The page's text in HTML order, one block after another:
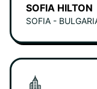
SOFIA HILTON
SOFIA -